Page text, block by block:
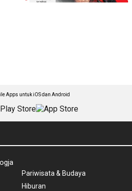
Apps untuk iOS dan Android
Pariwisata & Budaya
Hiburan